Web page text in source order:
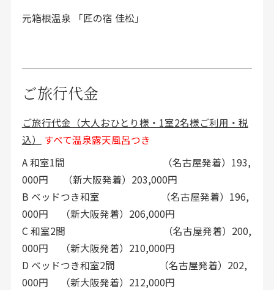
元箱根温泉 「匠の宿 佳松」
ご旅行代金
ご旅行代金（大人おひとり様・1室2名様ご利用・税
込）
すべて温泉露天風呂つき
A 和室1間 （名古屋発着）193,
000円 （新大阪発着）203,000円
B ベッドつき和室 （名古屋発着）196,
000円 （新大阪発着）206,000円
C 和室2間 （名古屋発着）200,
000円 （新大阪発着）210,000円
D ベッドつき和室2間 （名古屋発着）202,
000円 （新大阪発着）212,000円